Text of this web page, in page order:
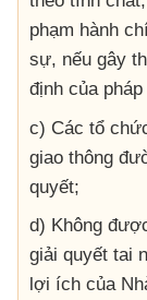
phạm hành
sự, nếu gây
định của pháp
c) Các tổ
giao thông
quyết;
d) Không
giải quyết tai
lợi ích của